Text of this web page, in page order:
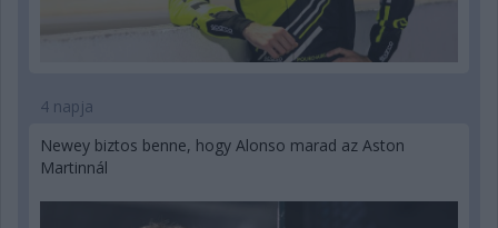
4 napja
Newey biztos benne, hogy Alonso marad az Aston
Martinnál